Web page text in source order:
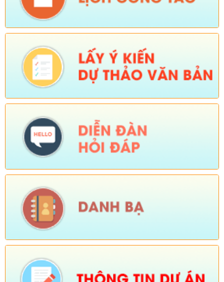
xã Dào San, tỉnh Lai Châu đến năm 2045)
Ngày ban hành: (25/02/2026)
Số:Số: 01/2026/QĐ-UBND
01/2025/QĐ-UBND ngày 01 tháng 07 năm 2025 của Ủy ban
nhân dân xã ban hành quy chế làm việc của Ủy ban nhân dân
xã Dào San, nhiệm kỳ 2021-2026)
Ngày ban hành: (06/02/2026) Ngày hiệu lực: (04/02/2026)
Ngày ban hành: (23/01/2026)
Tên:(Kế hoạch triển khai thực hiện dự án 1 Hỗ trợ đất ở xã Dào
San năm 2025 thuộc Chương trình MTQG phát triển kinh tế xã
hội vùng đồng bào dân tộc thiểu số và miền núi giai đoạn 2021-
2025)
Ngày ban hành: (26/08/2025)